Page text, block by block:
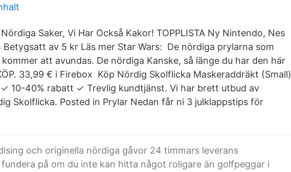
Saker, Vi Har Också Kakor! TOPPLISTA Ny Nintendo, Nes
Betygsatt av 5 kr Läs mer Star Wars: De nördiga prylarna som
att avundas. De nördiga Kanske, så länge du har den här
33,99 € i Firebox Köp Nördig Skolflicka Maskeraddräkt (Small)
10-40% rabatt ✓ Trevlig kundtjänst. Vi har brett utbud av
Skolflicka. Posted in Prylar Nedan får ni 3 julklappstips för
och originella nördiga gåvor 24 timmars leverans
på om du inte kan hitta något roligare än golfpeggar i